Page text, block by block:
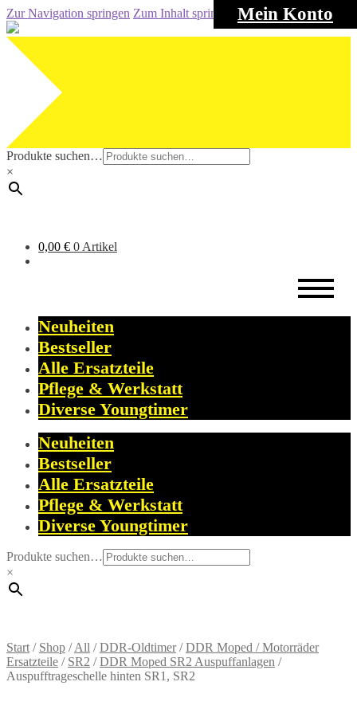
Mein Konto
Zur Navigation springen Zum Inhalt springen
Produkte suchen…
×
0,00 € 0 Artikel
Neuheiten
Bestseller
Alle Ersatzteile
Pflege & Werkstatt
Diverse Youngtimer
Neuheiten
Bestseller
Alle Ersatzteile
Pflege & Werkstatt
Diverse Youngtimer
Produkte suchen…
×
Start / Shop /All /DDR-Oldtimer/DDR Moped / Motorräder
Ersatzteile / SR2 /DDR Moped SR2 Auspuffanlagen /
Auspufftrageschelle hinten SR1, SR2